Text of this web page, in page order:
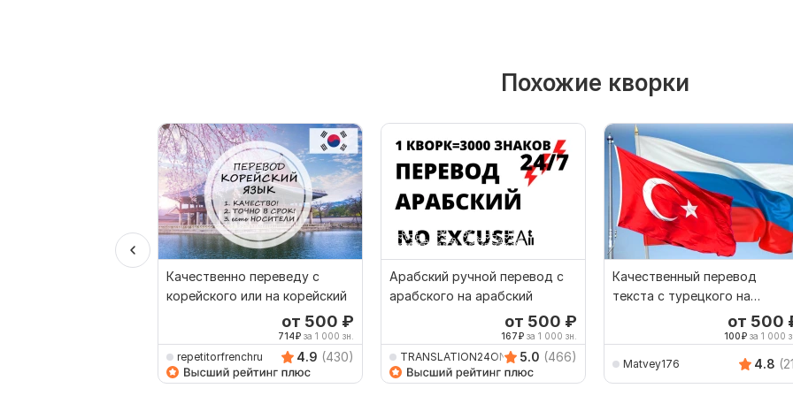
Похожие кворки
Качественно переведу с
корейского или на корейский
от 500 ₽
714₽ за 1 000 зн.
repetitorfrenchru 4.9 (430)
Арабский ручной перевод с
арабского на арабский
от 500 ₽
167₽ за 1 000 зн.
TRANSLATION24ON7 5.0 (466)
Качественный перевод
текста с турецкого на
русский и наоборотот 500
100₽ за 1 000
Matvey176 4.8